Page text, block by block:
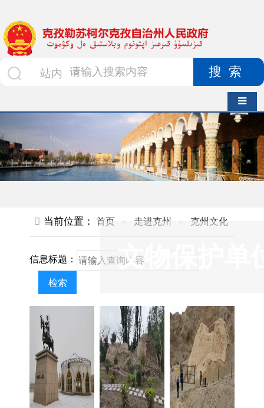
搜索
文物保护单
信息标题：
思的克伯克古城
级别：自治区
重点文物保护
阿合图古城
级别：自治区
重点文物保护
七盘磨戍堡
级别：自治区
重点文物保护